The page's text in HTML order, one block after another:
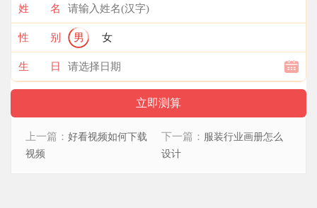
姓 名
性 别 男 女
生 日
上一篇： 好看视频如何下载
视频
下一篇： 服装行业画册怎么
设计